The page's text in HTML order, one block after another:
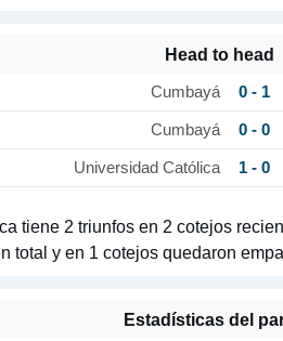
Head to head
Cumbayá 0 - 1
Cumbayá 0 - 0
Universidad Católica 1 - 0
tiene 2 triunfos en 2 cotejos
total y en 1 cotejos quedaron
Estadísticas del